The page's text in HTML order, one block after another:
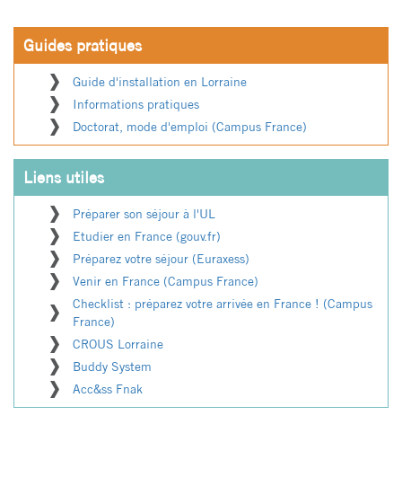
Guides pratiques
Guide d'installation en Lorraine
Informations pratiques
Doctorat, mode d'emploi (Campus France)
Liens utiles
Préparer son séjour à l'UL
Etudier en France (gouv.fr)
Préparez votre séjour (Euraxess)
Venir en France (Campus France)
Checklist : préparez votre arrivée en France ! (Campus
France)
CROUS Lorraine
Buddy System
Acc&ss Fnak